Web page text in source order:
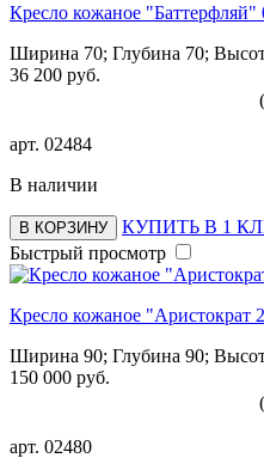
Кресло кожаное "Баттерфляй"
Ширина 70; Глубина 70;
36 200 руб.
арт. 02484
В наличии
В КОРЗИНУ
КУПИТЬ В 1
Быстрый просмотр
Кресло кожаное "Аристократ
Ширина 90; Глубина 90;
150 000 руб.
арт. 02480